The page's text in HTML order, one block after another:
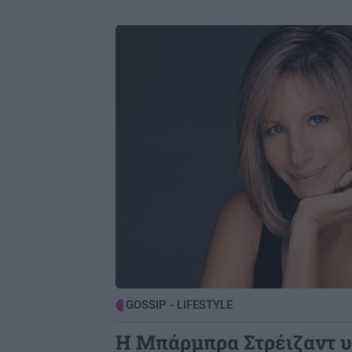
GOSSIP - LIFESTYLE
Η Μπάρμπρα Στρέιζαντ